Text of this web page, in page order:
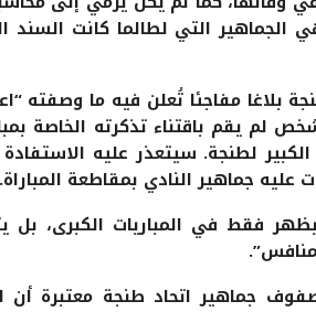
التي لطالما كانت السند
بلاغا مفاجئا تُعلن فيه ما وصفته
لم يقم باقتناء تذكرته الخاصة
لطنجة. سيتعذر عليه
عليه جماهير النادي بمقاطعة المباراة.
يظهر فقط في المباريات الكبرى،
جماهير اتحاد طنجة معتبرة أن